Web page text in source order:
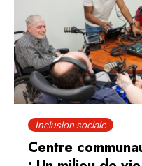
Inclusion sociale
Centre